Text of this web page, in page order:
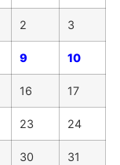
2 3
9 10
16 17
23 24
30 31